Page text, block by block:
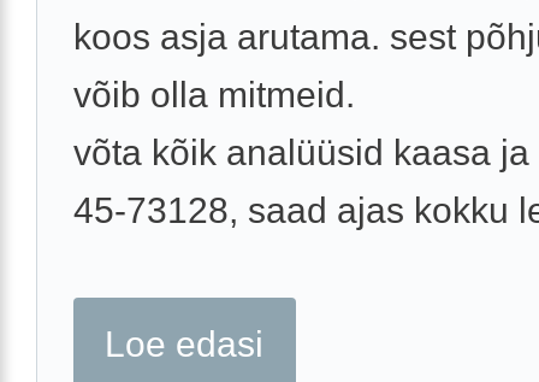
koos asja arutama. sest
võib olla mitmeid.
võta kõik analüüsid kaasa
45-73128, saad ajas kokku
Loe edasi